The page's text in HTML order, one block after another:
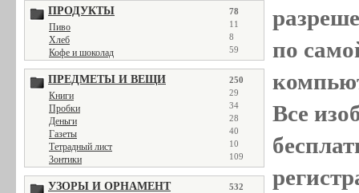
ПРОДУКТЫ 78
Пиво 11
Хлеб 8
Кофе и шоколад 59
ПРЕДМЕТЫ И ВЕЩИ 250
Книги 29
Пробки 34
Деньги 28
Газеты 40
Тетрадный лист 10
Зонтики 109
УЗОРЫ И ОРНАМЕНТ 532
по
Все